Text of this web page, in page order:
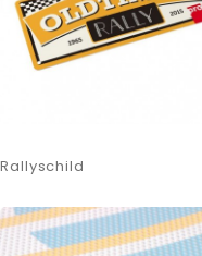
Rallyschild